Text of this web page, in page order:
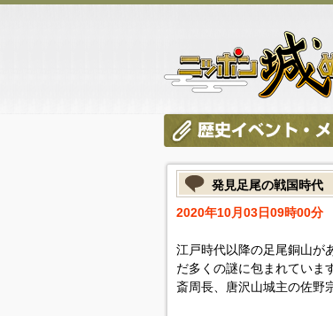
発見足尾の戦国時代
2020年10月03日09時00分
江戸時代以降の足尾銅山が
だ多くの謎に包まれていま
斎周長、唐沢山城主の佐野